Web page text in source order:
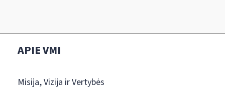
APIE VMI
Misija, Vizija ir Vertybės